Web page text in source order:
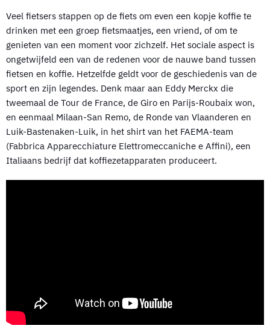
Veel fietsers stappen op de fiets om even een kopje koffie te
drinken met een groep fietsmaatjes, een vriend, of om te
genieten van een moment voor zichzelf. Het sociale aspect is
ongetwijfeld een van de redenen voor de nauwe band tussen
fietsen en koffie. Hetzelfde geldt voor de geschiedenis van de
sport en zijn legendes. Denk maar aan Eddy Merckx die
tweemaal de Tour de France, de Giro en Parijs-Roubaix won,
en eenmaal Milaan-San Remo, de Ronde van Vlaanderen en
Luik-Bastenaken-Luik, in het shirt van het FAEMA-team
(Fabbrica Apparecchiature Elettromeccaniche e Affini), een
Italiaans bedrijf dat koffiezetapparaten produceert.